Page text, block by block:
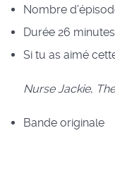
Nombre
Durée 26 minutes
Si tu as aimé
Nurse Jackie,
Bande originale